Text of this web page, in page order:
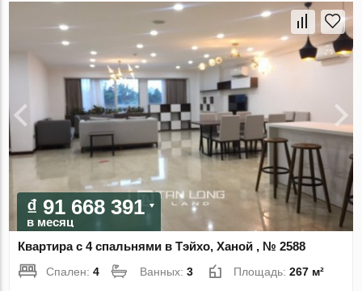
₫ 91 668 391
в месяц
Квартира с 4 спальнями в Тэйхо, Ханой , № 2588
Спален:4 Ванных:3 Площадь:267 м²